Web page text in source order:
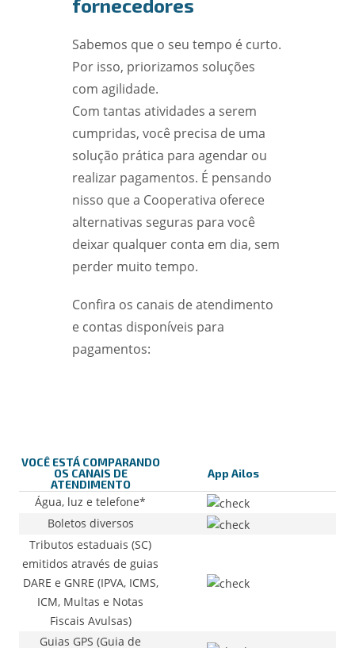
fornecedores
Sabemos que o seu tempo é curto.
Por isso, priorizamos soluções
com agilidade.
Com tantas atividades a serem
cumpridas, você precisa de uma
solução prática para agendar ou
realizar pagamentos. É pensando
nisso que a Cooperativa oferece
alternativas seguras para você
deixar qualquer conta em dia, sem
perder muito tempo.
Confira os canais de atendimento
e contas disponíveis para
pagamentos:
VOCÊ ESTÁ COMPARANDO
OS CANAIS DE
ATENDIMENTO
App Ailos
Água, luz e telefone*
Boletos diversos
Tributos estaduais (SC)
emitidos através de guias
DARE e GNRE (IPVA, ICMS,
ICM, Multas e Notas
Fiscais Avulsas)
Guias GPS (Guia de